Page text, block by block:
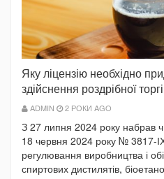
Яку ліцензію необхідно
здійснення роздрібної
ADMIN 2 РОКИ AGO
З 27 липня 2024 року набрав
18 червня 2024 року № 3817-
регулювання виробництва і
спиртових дистилятів,